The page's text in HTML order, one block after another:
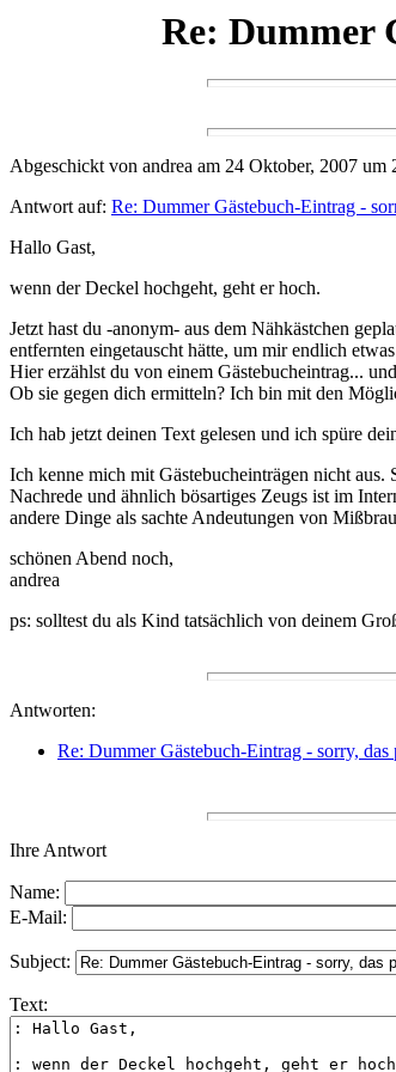
Re: Dummer
Abgeschickt von andrea am 24 Oktober, 2007 um
Antwort auf: Re: Dummer Gästebuch-Eintrag -
Hallo Gast,
wenn der Deckel hochgeht, geht er hoch.
Jetzt hast du -anonym- aus dem Nähkästchen
entfernten eingetauscht hätte, um mir endlich
Hier erzählst du von einem Gästebucheintrag...
Ob sie gegen dich ermitteln? Ich bin mit den
Ich hab jetzt deinen Text gelesen und ich spüre
Ich kenne mich mit Gästebucheinträgen nicht
Nachrede und ähnlich bösartiges Zeugs ist im
andere Dinge als sachte Andeutungen von
schönen Abend noch,
andrea
ps: solltest du als Kind tatsächlich von deinem
Antworten:
Re: Dummer Gästebuch-Eintrag - sorry,
Ihre Antwort
Name:
E-Mail:
Subject:
Text: